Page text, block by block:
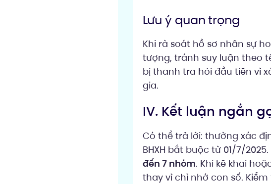
Lưu ý quan trọng
Khi rà soát hồ sơ nhân sự
tượng, tránh suy luận theo
bị thanh tra hỏi đầu tiên vì
gia.
IV. Kết luận ngắn
Có thể trả lời: thường xác
BHXH bắt buộc từ 01/7/
đến 7 nhóm. Khi kê khai
thay vì chỉ nhớ con số.